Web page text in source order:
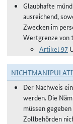
Glaubhafte
ausreichend,
Zwecken im
Wertgrenze von
Artikel 97
Der Nachweis
werden. Die
müssen
Zollbehörden